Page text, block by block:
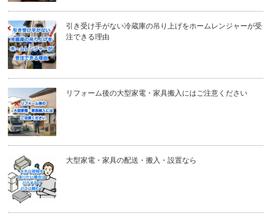
引き受け手がない冷蔵庫の吊り上げをホームレンジャーが受
注できる理由
リフォーム後の大型家電・家具搬入にはご注意ください
大型家電・家具の配送・搬入・設置なら